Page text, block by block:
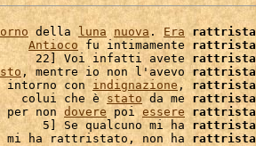
della luna nuova . Era
Antioco fu intimamente
22] Voi infatti avete
, mentre io non l'avevo
con indignazione ,
colui che è stato da me
non dovere poi essere
5] Se qualcuno mi ha
ha rattristato, non ha